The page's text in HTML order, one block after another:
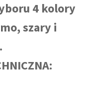
4 kolory
szary i